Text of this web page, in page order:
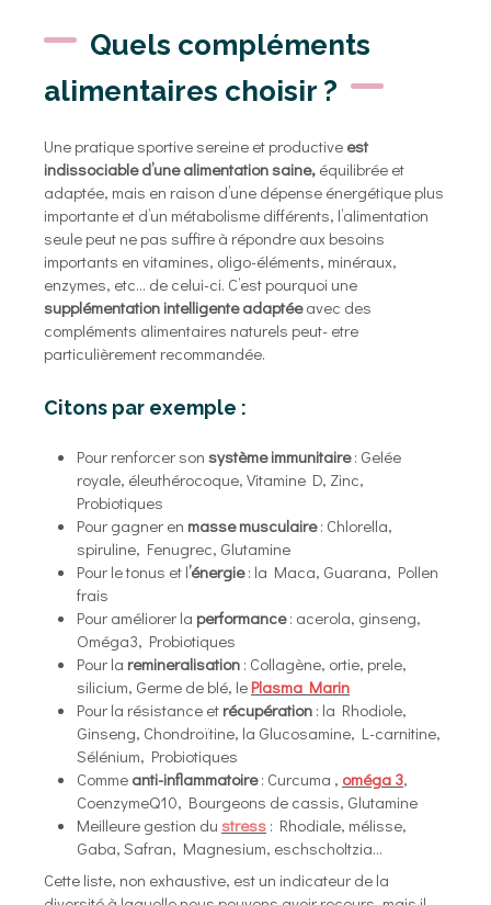
Quels compléments
alimentaires choisir ?
Une pratique sportive sereine et productive est
indissociable d’une alimentation saine, équilibrée et
adaptée, mais en raison d’une dépense énergétique plus
importante et d’un métabolisme différents, l’alimentation
seule peut ne pas suffire à répondre aux besoins
importants en vitamines, oligo-éléments, minéraux,
enzymes, etc… de celui-ci. C’est pourquoi une
supplémentation intelligente adaptéeavec des
compléments alimentaires naturels peut- etre
particulièrement recommandée.
Citons par exemple :
Pour renforcer son système immunitaire: Gelée
royale, éleuthérocoque, Vitamine D, Zinc,
Probiotiques
Pour gagner en masse musculaire: Chlorella,
spiruline, Fenugrec, Glutamine
Pour le tonus et l’énergie: la Maca, Guarana, Pollen
frais
Pour améliorer la performance: acerola, ginseng,
Oméga3, Probiotiques
Pour la remineralisation : Collagène, ortie, prele,
silicium, Germe de blé, le Plasma Marin
Pour la résistance et récupération : la Rhodiole,
Ginseng, Chondroïtine, la Glucosamine, L-carnitine,
Sélénium, Probiotiques
Comme anti-inflammatoire: Curcuma , oméga 3,
CoenzymeQ10, Bourgeons de cassis, Glutamine
Meilleure gestion du stress : Rhodiale, mélisse,
Gaba, Safran, Magnesium, eschscholtzia…
Cette liste, non exhaustive, est un indicateur de la